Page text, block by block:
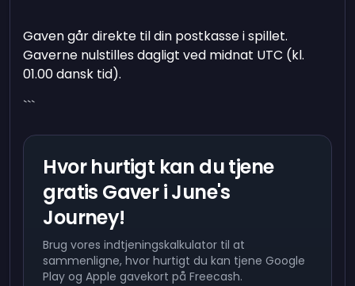
Gaven går direkte til din postkasse i spillet.
Gaverne nulstilles dagligt ved midnat UTC (kl.
01.00 dansk tid).
```
Hvor hurtigt kan du tjene
gratis Gaver i June's
Journey!
Brug vores indtjeningskalkulator til at
sammenligne, hvor hurtigt du kan tjene Google
Play og Apple gavekort på Freecash.